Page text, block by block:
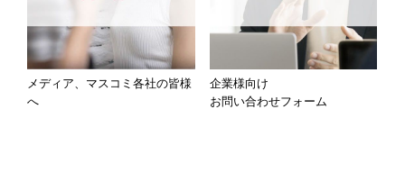
メディア、マスコミ各社の皆様
へ
企業様向け
お問い合わせフォーム